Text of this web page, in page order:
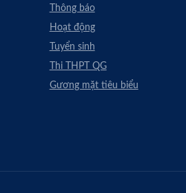
Thông báo
Hoạt động
Tuyển sinh
Thi THPT QG
Gương mặt tiêu biểu